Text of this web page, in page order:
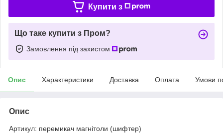
Купити з
Що таке купити з Пром?
Замовлення під захистом
Опис Характеристики Доставка Оплата Умови
Опис
Артикул: перемикач магнітоли (шифтер)